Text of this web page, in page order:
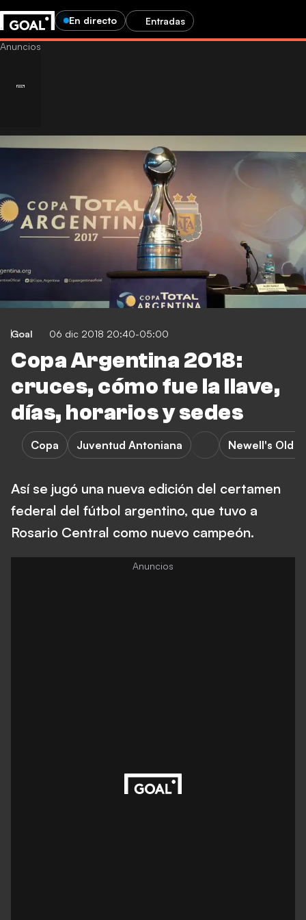
En directo Entradas
Goal 06 dic 2018 20:40-05:00
Copa Argentina 2018:
cruces, cómo fue la llave,
días, horarios y sedes
Copa Juventud Antoniana Newell's Old
Así se jugó una nueva edición del certamen
federal del fútbol argentino, que tuvo a
Rosario Central como nuevo campeón.